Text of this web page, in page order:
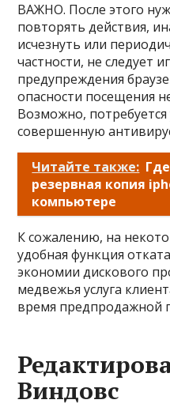
ВАЖНО. После этого
повторять действия,
исчезнуть или
частности, не следует
предупреждения
опасности посещения
Возможно,
совершенную
Читайте также:
резервная копия
компьютере
К сожалению, на
удобная функция
экономии дискового
медвежья услуга
время предпродажной
Виндовс